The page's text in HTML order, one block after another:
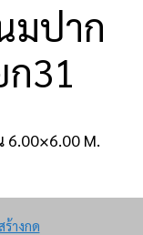
มปาก
31
M.
ร้างกด